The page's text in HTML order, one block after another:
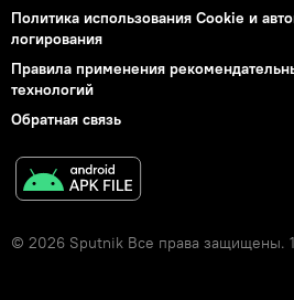
Политика использования Cookie и
логирования
Правила применения
технологий
Обратная связь
© 2026 Sputnik Все права защищены.